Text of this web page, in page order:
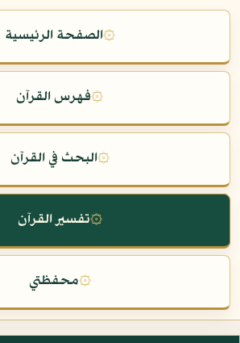
۞الصفحة الرئيسية
۞فهرس القرآن
۞البحث في القرآن
۞تفسير القرآن
۞محفظتي